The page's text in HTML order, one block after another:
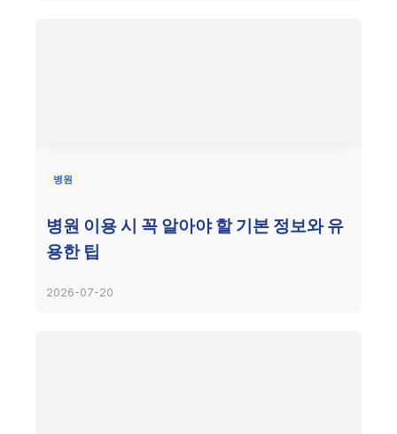
병원
병원 이용 시 꼭 알아야 할 기본 정보와 유
용한 팁
2026-07-20